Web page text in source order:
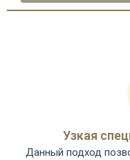
Узкая
Данный подход